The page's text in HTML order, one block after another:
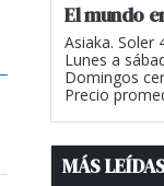
El mundo
Asiaka. Soler
Lunes a
Domingos
Precio
MÁS